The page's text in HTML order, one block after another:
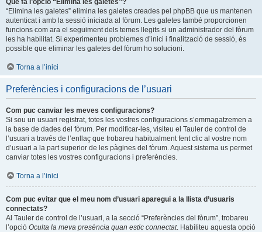
Què fa l’opció “Elimina les galetes”?
“Elimina les galetes” elimina les galetes creades pel phpBB que us mantenen
autenticat i amb la sessió iniciada al fòrum. Les galetes també proporcionen
funcions com ara el seguiment dels temes llegits si un administrador del fòrum
les ha habilitat. Si experimenteu problemes d’inici i finalització de sessió, és
possible que eliminar les galetes del fòrum ho solucioni.
Torna a l’inici
Preferències i configuracions de l’usuari
Com puc canviar les meves configuracions?
Si sou un usuari registrat, totes les vostres configuracions s’emmagatzemen a
la base de dades del fòrum. Per modificar-les, visiteu el Tauler de control de
l’usuari a través de l’enllaç que trobareu habitualment fent clic al vostre nom
d’usuari a la part superior de les pàgines del fòrum. Aquest sistema us permet
canviar totes les vostres configuracions i preferències.
Torna a l’inici
Com puc evitar que el meu nom d’usuari aparegui a la llista d’usuaris
connectats?
Al Tauler de control de l’usuari, a la secció “Preferències del fòrum”, trobareu
l’opció Oculta la meva presència quan estic connectat. Habiliteu aquesta opció